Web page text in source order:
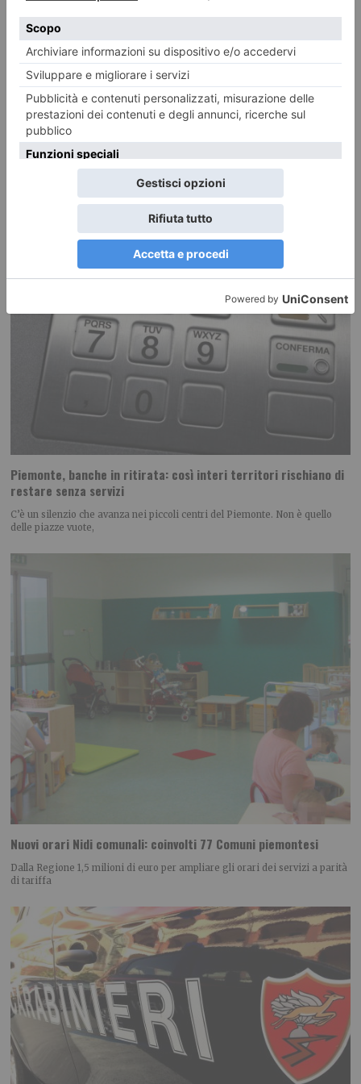
Nel portaombrelli e nel cappellino: i trucchi per nascondere la
droga
Alto e basso canavese, sino alla prima cintura di Torino, abbracciando
anche la collina della città
Piemonte, banche in ritirata: così interi territori rischiano di
restare senza servizi
C’è un silenzio che avanza nei piccoli centri del Piemonte. Non è quello
delle piazze vuote,
Nuovi orari Nidi comunali: coinvolti 77 Comuni piemontesi
Dalla Regione 1,5 milioni di euro per ampliare gli orari dei servizi a parità
di tariffa